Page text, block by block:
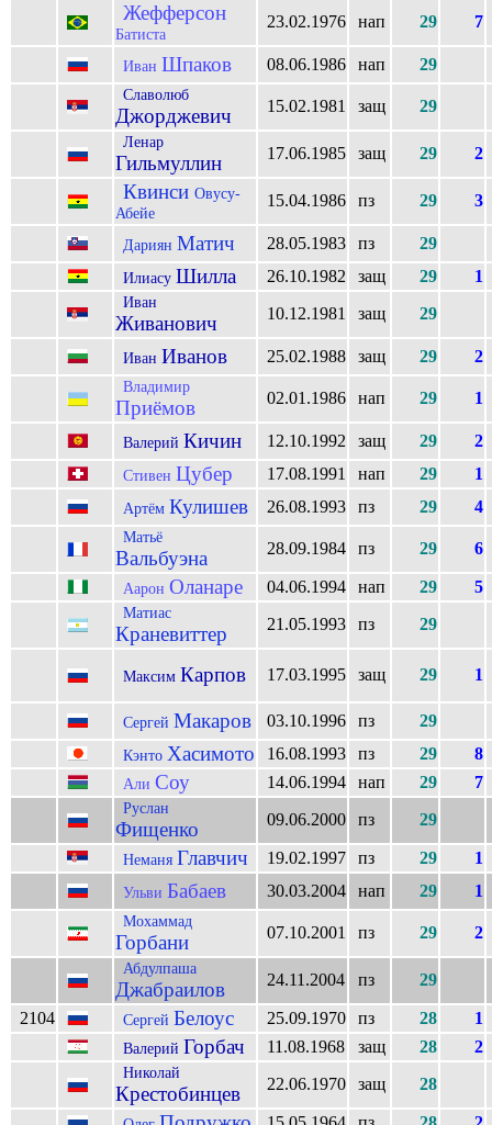
Жефферсон
Батиста
23.02.1976 нап 29 7
Иван Шпаков 08.06.1986 нап 29
Славолюб
Джорджевич 15.02.1981 защ 29
Ленар
Гильмуллин 17.06.1985 защ 29 2
Квинси Овусу-
Абейе
15.04.1986 пз 29 3
Дариян Матич 28.05.1983 пз 29
Илиасу Шилла 26.10.1982 защ 29 1
Иван
Живанович 10.12.1981 защ 29
Иван Иванов 25.02.1988 защ 29 2
Владимир
Приёмов 02.01.1986 нап 29 1
Валерий Кичин 12.10.1992 защ 29 2
Стивен Цубер 17.08.1991 нап 29 1
Артём Кулишев 26.08.1993 пз 29 4
Матьё
Вальбуэна 28.09.1984 пз 29 6
Аарон Оланаре 04.06.1994 нап 29 5
Матиас
Краневиттер 21.05.1993 пз 29
Максим Карпов 17.03.1995 защ 29 1
Сергей Макаров 03.10.1996 пз 29
Кэнто Хасимото 16.08.1993 пз 29 8
Али Соу 14.06.1994 нап 29 7
Руслан
Фищенко 09.06.2000 пз 29
Неманя Главчич 19.02.1997 пз 29 1
Ульви Бабаев 30.03.2004 нап 29 1
Мохаммад
Горбани 07.10.2001 пз 29 2
Абдулпаша
Джабраилов 24.11.2004 пз 29
2104 Сергей Белоус 25.09.1970 пз 28 1
Валерий Горбач 11.08.1968 защ 28 2
Николай
Крестобинцев 22.06.1970 защ 28